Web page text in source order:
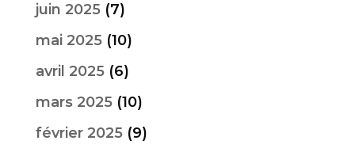
juin 2025(7)
mai 2025(10)
avril 2025(6)
mars 2025(10)
février 2025(9)